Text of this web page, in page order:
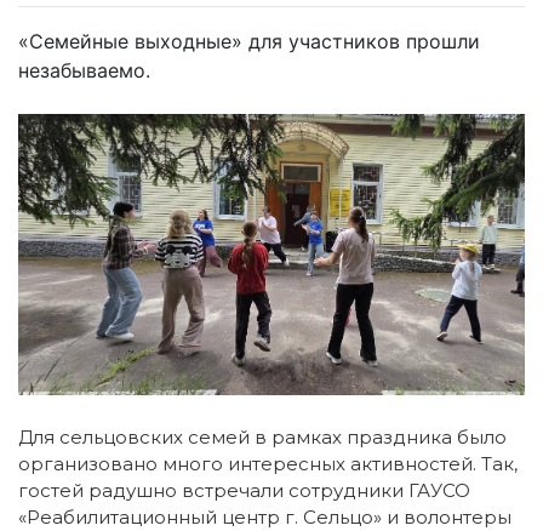
«Семейные выходные» для участников прошли
незабываемо.
Для сельцовских семей в рамках праздника было
организовано много интересных активностей. Так,
гостей радушно встречали сотрудники ГАУСО
«Реабилитационный центр г. Сельцо» и волонтеры